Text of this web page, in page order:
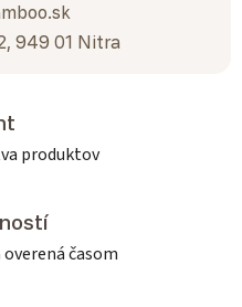
949 01 Nitra
produktov
časom